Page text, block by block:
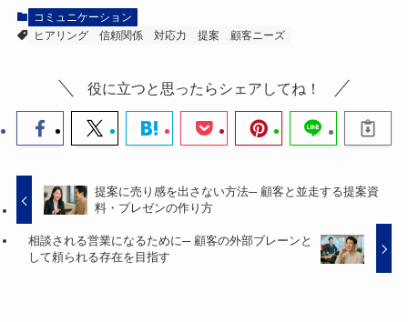
コミュニケーション
ヒアリング
信頼関係 対応力 提案 顧客ニーズ
役に立つと思ったらシェアしてね！
提案に売り感を出さない方法─ 顧客と並走する提案資
料・プレゼンの作り方
相談される営業になるために─ 顧客の外部ブレーンと
して頼られる存在を目指す